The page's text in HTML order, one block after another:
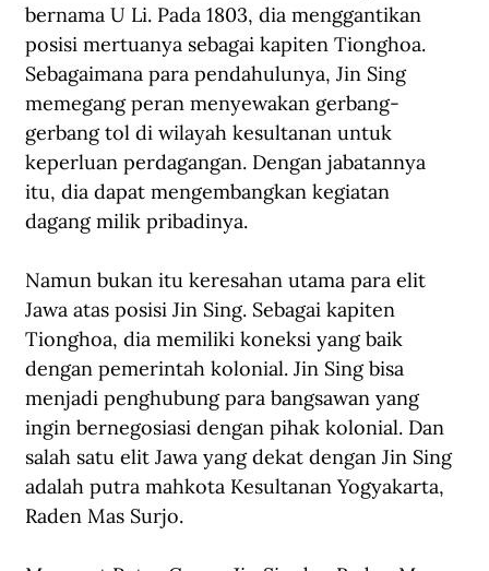
bernama U Li. Pada 1803, dia menggantikan
posisi mertuanya sebagai kapiten Tionghoa.
Sebagaimana para pendahulunya, Jin Sing
memegang peran menyewakan gerbang-
gerbang tol di wilayah kesultanan untuk
keperluan perdagangan. Dengan jabatannya
itu, dia dapat mengembangkan kegiatan
dagang milik pribadinya.
Namun bukan itu keresahan utama para elit
Jawa atas posisi Jin Sing. Sebagai kapiten
Tionghoa, dia memiliki koneksi yang baik
dengan pemerintah kolonial. Jin Sing bisa
menjadi penghubung para bangsawan yang
ingin bernegosiasi dengan pihak kolonial. Dan
salah satu elit Jawa yang dekat dengan Jin Sing
adalah putra mahkota Kesultanan Yogyakarta,
Raden Mas Surjo.